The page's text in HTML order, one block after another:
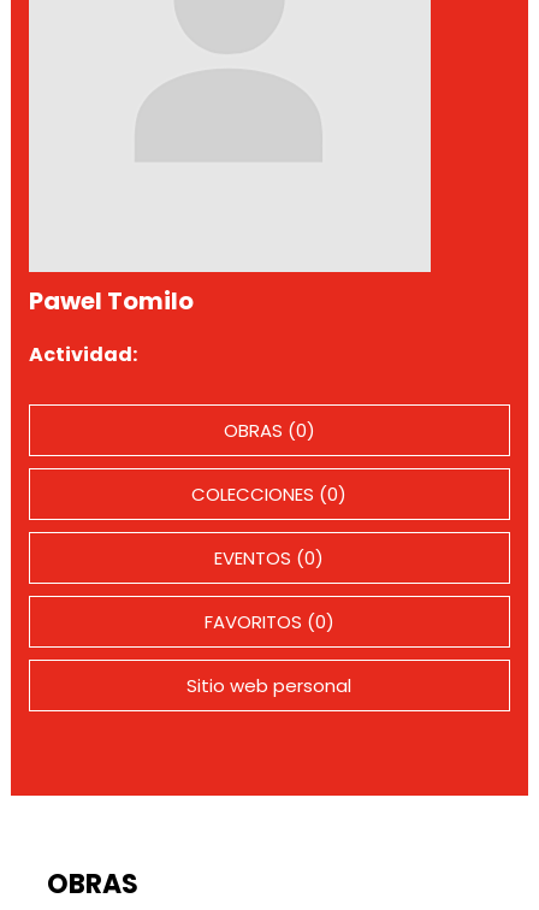
Pawel Tomilo
Actividad:
OBRAS (0)
COLECCIONES (0)
EVENTOS (0)
FAVORITOS (0)
Sitio web personal
OBRAS